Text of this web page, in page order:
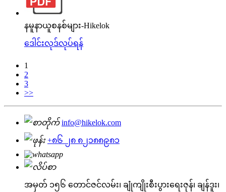
နမူနာယူစနစ်များ-Hikelok
ဒေါင်းလုဒ်လုပ်ရန်
1
2
3
>>
info@hikelok.com
+၈၆ ၂၈ ၈၂၁၈၈၉၈၁
အမှတ် ၁၅၆ တောင်ဇင်လမ်း၊ ချုံကျိုးစီးပွားရေးဇုန်၊ ချန်ဒူး၊